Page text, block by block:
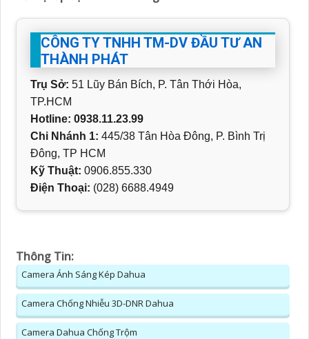
CÔNG TY TNHH TM-DV ĐẦU TƯ AN
THÀNH PHÁT
Trụ Sở: 51 Lũy Bán Bích, P. Tân Thới Hòa,
TP.HCM
Hotline: 0938.11.23.99
Chi Nhánh 1: 445/38 Tân Hòa Đông, P. Bình Trị
Đông, TP HCM
Kỹ Thuật: 0906.855.330
Điện Thoại: (028) 6688.4949
Thông Tin:
Camera Ánh Sáng Kép Dahua
Camera Chống Nhiễu 3D-DNR Dahua
Camera Dahua Chống Trộm